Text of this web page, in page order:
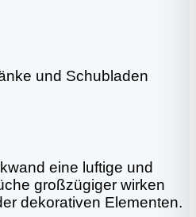
und Schubladen
eine luftige und
großzügiger wirken
dekorativen Elementen.